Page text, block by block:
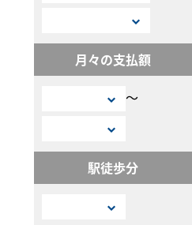
月々の支払額
〜
駅徒歩分